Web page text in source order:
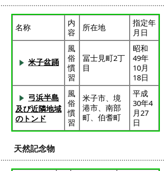
名称
内
容
所在地
指定年
月日
米子盆踊
風
俗
慣
習
冨士見町2丁
目
昭和
49年
10月
18日
弓浜半島
及び近隣地域
のトンド
風
俗
慣
習
米子市、境
港市、南部
町、伯耆町
平成
30年4
月27
日
天然記念物